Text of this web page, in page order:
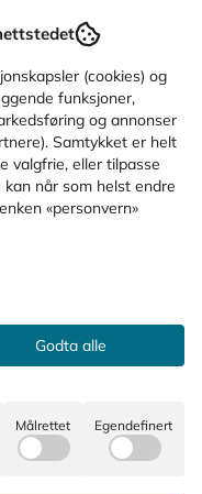
(cookies) og
funksjoner,
og annonser
Samtykket er helt
valgfrie, eller tilpasse
når som helst endre
«personvern»
Godta alle
Målrettet Egendefinert